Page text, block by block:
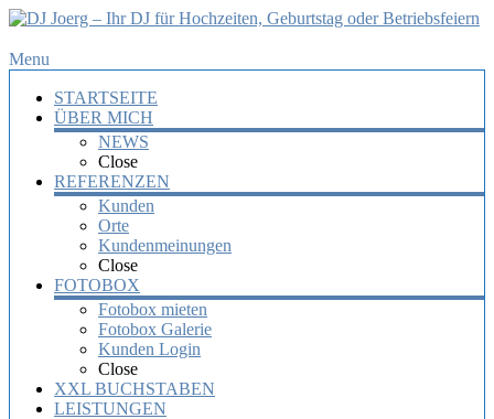
DJ
Hochzeiten,
Geburtstag
Betriebsfeiern
Menu
STARTSEITE
ÜBER MICH
NEWS
Close
REFERENZEN
Kunden
Orte
Kundenmeinungen
Close
FOTOBOX
Fotobox mieten
Fotobox Galerie
Kunden Login
Close
XXL BUCHSTABEN
LEISTUNGEN